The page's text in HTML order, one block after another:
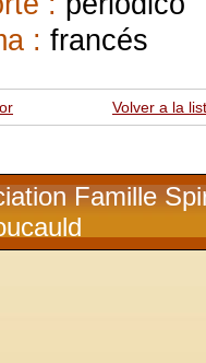
: francés
Volver a la
Famille